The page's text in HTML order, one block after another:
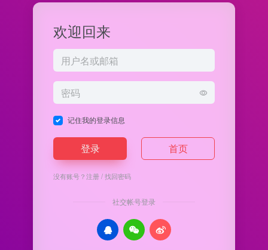
欢迎回来
记住我的登录信息
登录 首页
没有账号？注册/找回密码
社交帐号登录